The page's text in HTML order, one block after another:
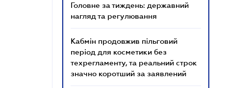
Головне за тиждень: державний
нагляд та регулювання
Кабмін продовжив пільговий
період для косметики без
техрегламенту, та реальний строк
значно коротший за заявлений